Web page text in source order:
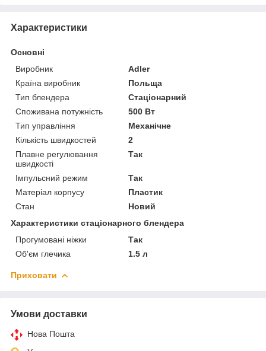
Характеристики
Основні
Виробник
Adler
Країна виробник
Польща
Тип блендера
Стаціонарний
Споживана потужність
500 Вт
Тип управління
Механічне
Кількість швидкостей
2
Плавне регулювання
швидкості
Так
Імпульсний режим
Так
Матеріал корпусу
Пластик
Стан
Новий
Характеристики стаціонарного блендера
Прогумовані ніжки
Так
Об'єм глечика
1.5 л
Приховати
Умови доставки
Нова Пошта